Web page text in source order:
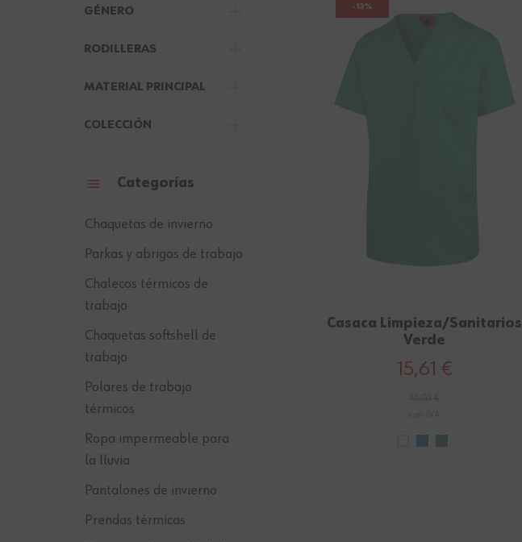
GÉNERO
RODILLERAS
MATERIAL PRINCIPAL
COLECCIÓN
Categorías
Chaquetas de invierno
Parkas y abrigos de trabajo
Chalecos térmicos de
trabajo
Chaquetas softshell de
trabajo
Polares de trabajo
térmicos
Ropa impermeable para
la lluvia
Pantalones de invierno
Prendas térmicas
-13%
Casaca Limpieza/Sanitarios
Verde
15,61 €